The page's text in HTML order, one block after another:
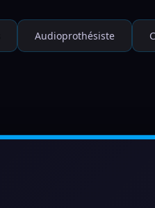
Audioprothésiste